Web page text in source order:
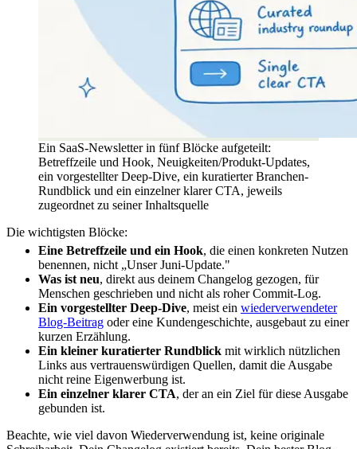
Ein SaaS-Newsletter in fünf Blöcke aufgeteilt:
Betreffzeile und Hook, Neuigkeiten/Produkt-Updates,
ein vorgestellter Deep-Dive, ein kuratierter Branchen-
Rundblick und ein einzelner klarer CTA, jeweils
zugeordnet zu seiner Inhaltsquelle
Die wichtigsten Blöcke:
Eine Betreffzeile und ein Hook, die einen konkreten Nutzen
benennen, nicht „Unser Juni-Update."
Was ist neu, direkt aus deinem Changelog gezogen, für
Menschen geschrieben und nicht als roher Commit-Log.
Ein vorgestellter Deep-Dive, meist ein wiederverwendeter
Blog-Beitrag oder eine Kundengeschichte, ausgebaut zu einer
kurzen Erzählung.
Ein kleiner kuratierter Rundblick mit wirklich nützlichen
Links aus vertrauenswürdigen Quellen, damit die Ausgabe
nicht reine Eigenwerbung ist.
Ein einzelner klarer CTA, der an ein Ziel für diese Ausgabe
gebunden ist.
Beachte, wie viel davon Wiederverwendung ist, keine originale